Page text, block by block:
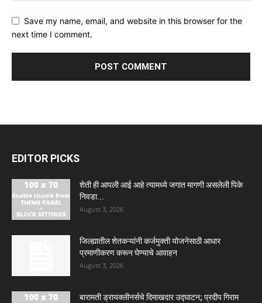
Save my name, email, and website in this browser for the
next time I comment.
EDITOR PICKS
शेती ही आपली आई आहे त्यामध्ये जगात मागणी असलेली पिके
निवडा...
August 3, 2026
जिल्ह्यातील शेतकऱ्यांनी कर्जमुक्ती योजनेसाठी आधार
प्रमाणीकरण करून घेण्याचे आवाहन
August 3, 2026
बारामती ड्रायक्लीनर्सचे दिमाखदार उद्घाटन; प्रदीप गिराम